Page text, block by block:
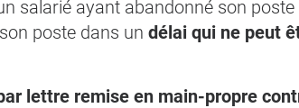
salarié ayant abandonné son poste
poste dans un délai qui ne peut
lettre remise en main-propre